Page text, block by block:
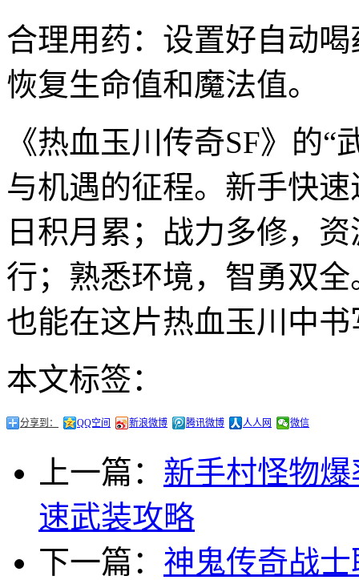
合理用药：设置好自动
恢复生命值和魔法值。
《热血玉川传奇SF》的
与机遇的征程。新手快
日积月累；战力多修，
行；熟悉环境，智勇双
也能在这片热血玉川中
本文标签：
分享到： QQ空间 新浪微博 腾讯微博 人人网 微信
上一篇： 新手村怪物
速武装攻略
下一篇： 神鬼传奇战